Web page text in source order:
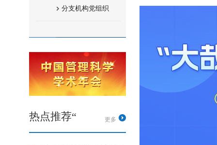
分支机构党组织
热点推荐“ 更多